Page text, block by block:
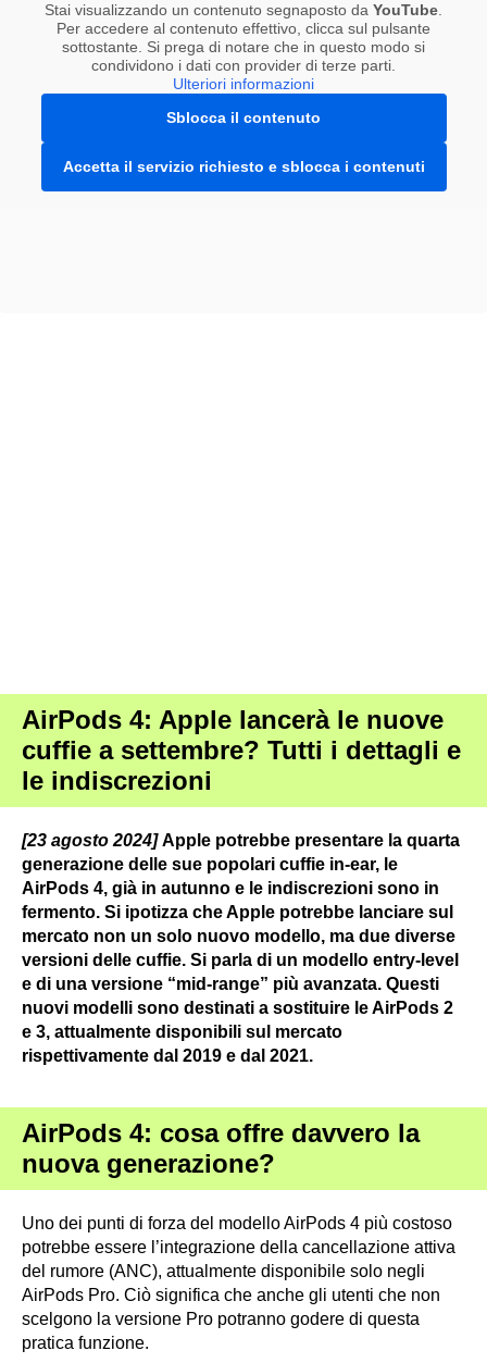
Stai visualizzando un contenuto segnaposto da YouTube
Per accedere al contenuto effettivo, clicca sul pulsante
sottostante. Si prega di notare che in questo modo si
condividono i dati con provider di terze parti.
Ulteriori informazioni
Sblocca il contenuto
Accetta il servizio richiesto e sblocca i contenuti
AirPods 4: Apple lancerà le nuove
cuffie a settembre? Tutti i dettagli e
le indiscrezioni
[23 agosto 2024]Apple potrebbe presentare la quarta
generazione delle sue popolari cuffie in-ear, le
AirPods 4, già in autunno e le indiscrezioni sono in
fermento. Si ipotizza che Apple potrebbe lanciare sul
mercato non un solo nuovo modello, ma due diverse
versioni delle cuffie. Si parla di un modello entry-level
e di una versione “mid-range” più avanzata. Questi
nuovi modelli sono destinati a sostituire le AirPods 2
e 3, attualmente disponibili sul mercato
rispettivamente dal 2019 e dal 2021.
AirPods 4: cosa offre davvero la
nuova generazione?
Uno dei punti di forza del modello AirPods 4 più costoso
potrebbe essere l’integrazione della cancellazione attiva
del rumore (ANC), attualmente disponibile solo negli
AirPods Pro. Ciò significa che anche gli utenti che non
scelgono la versione Pro potranno godere di questa
pratica funzione.